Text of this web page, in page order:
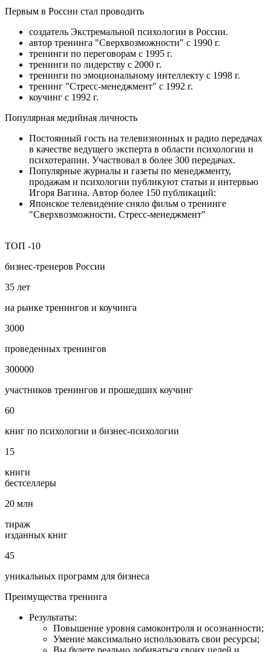
Первым в России стал проводить
создатель Экстремальной психологии в России.
автор тренинга "Сверхвозможности" с 1990 г.
тренинги по переговорам с 1995 г.
тренинги по лидерству с 2000 г.
тренинги по эмоциональному интеллекту с 1998 г.
тренинг "Стресс-менеджмент" с 1992 г.
коучинг с 1992 г.
Популярная медийная личность
Постоянный гость на телевизионных и радио передачах
в качестве ведущего эксперта в области психологии и
психотерапии. Участвовал в более 300 передачах.
Популярные журналы и газеты по менеджменту,
продажам и психологии публикуют статьи и интервью
Игоря Вагина. Автор более 150 публикаций:
Японское телевидение сняло фильм о тренинге
"Сверхвозможности. Стресс-менеджмент"
ТОП -10
бизнес‑тренеров России
35 лет
на рынке тренингов и коучинга
3000
проведенных тренингов
300000
участников тренингов и прошедших коучинг
60
книг по психологии и бизнес‑психологии
15
книги
бестселлеры
20 млн
тираж
изданных книг
45
уникальных программ для бизнеса
Преимущества тренинга
Результаты:
Повышение уровня самоконтроля и осознанности;
Умение максимально использовать свои ресурсы;
Вы будете реально добиваться своих целей и